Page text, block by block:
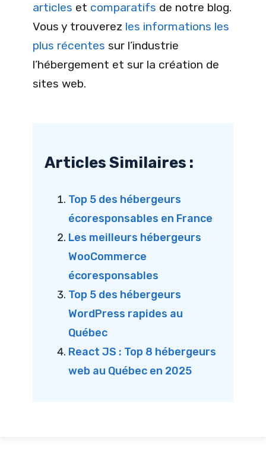
articles et comparatifs de notre blog.
Vous y trouverez les informations les
plus récentes sur l’industrie
l’hébergement et sur la création de
sites web.
Articles Similaires :
Top 5 des hébergeurs
écoresponsables en France
Les meilleurs hébergeurs
WooCommerce
écoresponsables
Top 5 des hébergeurs
WordPress rapides au
Québec
React JS : Top 8 hébergeurs
web au Québec en 2025